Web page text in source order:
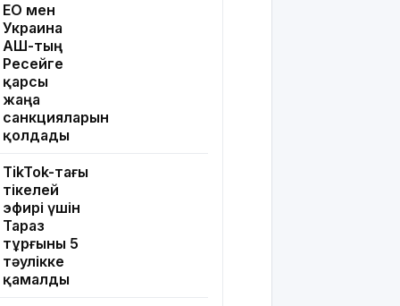
ЕО мен
Украина
АҚШ-тың
Ресейге
қарсы
жаңа
санкцияларын
қолдады
TikTok-тағы
тікелей
эфирі үшін
Тараз
тұрғыны 5
тәулікке
қамалды